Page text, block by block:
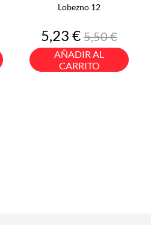
Lobezno 12
Precio
5,23 €Precio
base
5,50 €
AÑADIR AL
CARRITO